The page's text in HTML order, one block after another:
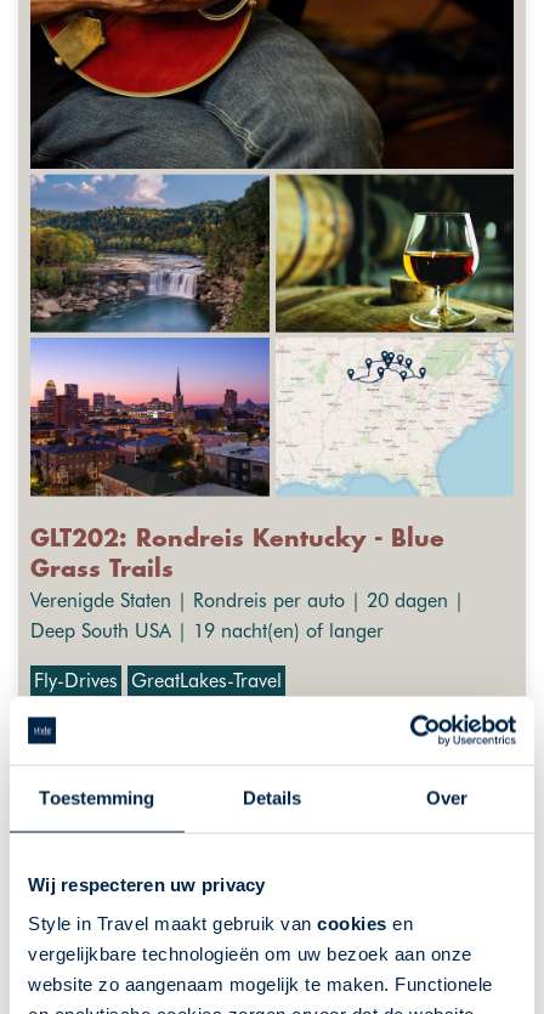
Toestemming Details Over
Wij respecteren uw privacy
Style in Travel maakt gebruik van cookies en
vergelijkbare technologieën om uw bezoek aan onze
website zo aangenaam mogelijk te maken. Functionele
GLT202: Rondreis Kentucky - Blue
Grass Trails
Verenigde Staten | Rondreis per auto | 20 dagen |
Deep South USA | 19 nacht(en) of langer
Fly-Drives GreatLakes-Travel
Paardensport in Lexington
Bourbon Trail
Historische steden, zoals Bardstown
De getoonde prijs is ter indicatie. Deze is afhankelijk van
vertrekdata en uw wensen. Klik op "meer info" voor een
uitgebreider overzicht van indicatieprijzen, of neem contact met
ons op.